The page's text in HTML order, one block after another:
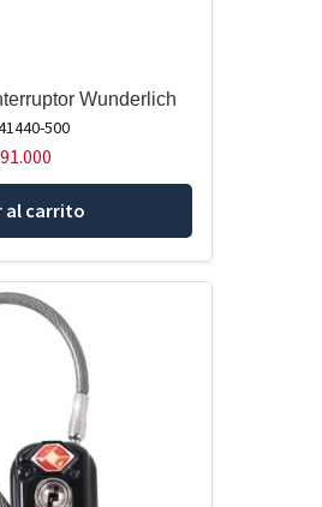
Wunderlich
500
al carrito